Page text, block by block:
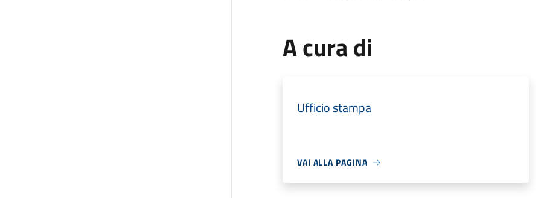
A cura di
Ufficio stampa
VAI ALLA PAGINA